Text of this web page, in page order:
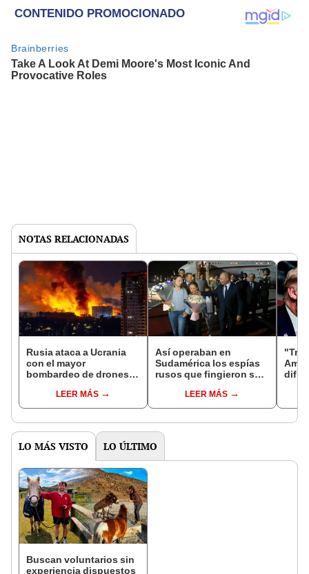
NOTAS RELACIONADAS
Rusia ataca a Ucrania
con el mayor
bombardeo de drones
guerra tras llamada
entre Trump y Putin
LEER MÁS
Así operaban en
Sudamérica los espías
rusos que fingieron ser
frente a Putin en Moscú
LEER MÁS
LO MÁS VISTO LO ÚLTIMO
Buscan voluntarios sin
experiencia dispuestos